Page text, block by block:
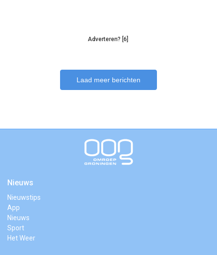
Adverteren? [6]
Laad meer berichten
Nieuws
Nieuwstips
App
Nieuws
Sport
Het Weer